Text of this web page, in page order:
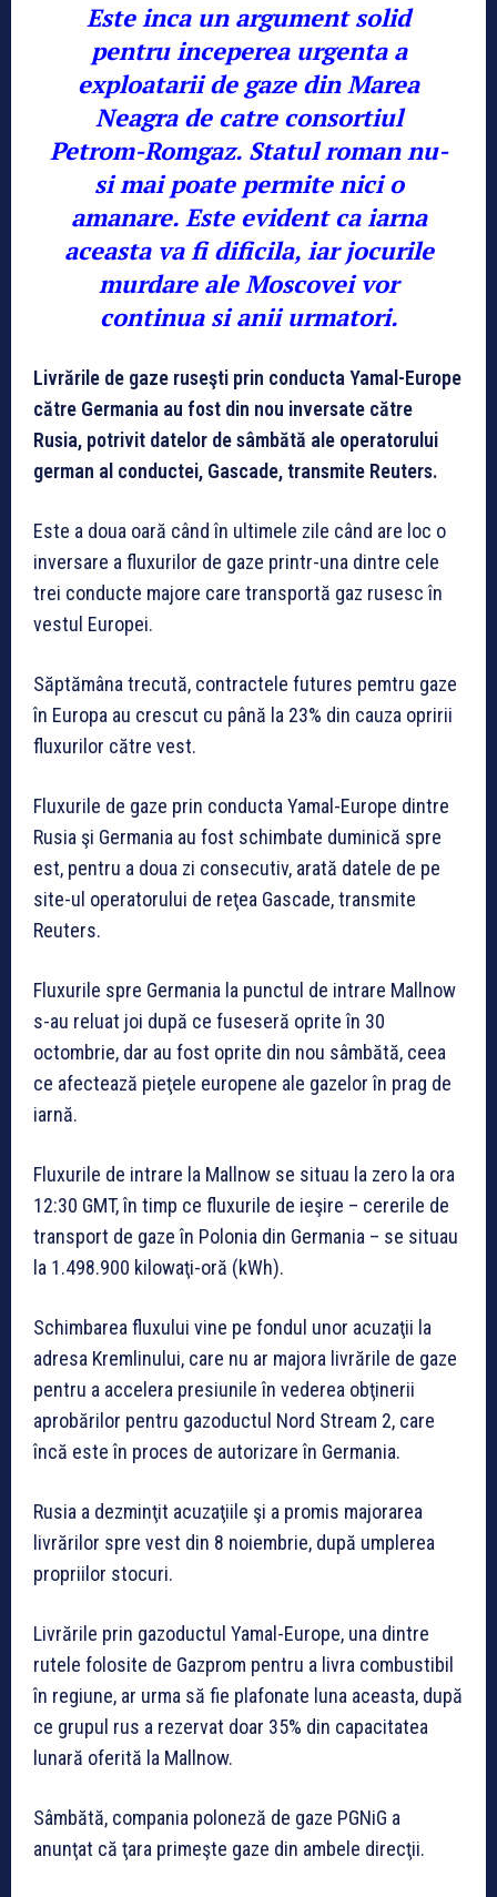
Este inca un argument solid
pentru inceperea urgenta a
exploatarii de gaze din Marea
Neagra de catre consortiul
Petrom-Romgaz. Statul roman nu-
si mai poate permite nici o
amanare. Este evident ca iarna
aceasta va fi dificila, iar jocurile
murdare ale Moscovei vor
continua si anii urmatori.
Livrările de gaze ruseşti prin conducta Yamal-Europe
către Germania au fost din nou inversate către
Rusia, potrivit datelor de sâmbătă ale operatorului
german al conductei, Gascade, transmite Reuters.
Este a doua oară când în ultimele zile când are loc o
inversare a fluxurilor de gaze printr-una dintre cele
trei conducte majore care transportă gaz rusesc în
vestul Europei.
Săptămâna trecută, contractele futures pemtru gaze
în Europa au crescut cu până la 23% din cauza opririi
fluxurilor către vest.
Fluxurile de gaze prin conducta Yamal-Europe dintre
Rusia şi Germania au fost schimbate duminică spre
est, pentru a doua zi consecutiv, arată datele de pe
site-ul operatorului de reţea Gascade, transmite
Reuters.
Fluxurile spre Germania la punctul de intrare Mallnow
s-au reluat joi după ce fuseseră oprite în 30
octombrie, dar au fost oprite din nou sâmbătă, ceea
ce afectează pieţele europene ale gazelor în prag de
iarnă.
Fluxurile de intrare la Mallnow se situau la zero la ora
12:30 GMT, în timp ce fluxurile de ieşire – cererile de
transport de gaze în Polonia din Germania – se situau
la 1.498.900 kilowaţi-oră (kWh).
Schimbarea fluxului vine pe fondul unor acuzaţii la
adresa Kremlinului, care nu ar majora livrările de gaze
pentru a accelera presiunile în vederea obţinerii
aprobărilor pentru gazoductul Nord Stream 2, care
încă este în proces de autorizare în Germania.
Rusia a dezminţit acuzaţiile şi a promis majorarea
livrărilor spre vest din 8 noiembrie, după umplerea
propriilor stocuri.
Livrările prin gazoductul Yamal-Europe, una dintre
rutele folosite de Gazprom pentru a livra combustibil
în regiune, ar urma să fie plafonate luna aceasta, după
ce grupul rus a rezervat doar 35% din capacitatea
lunară oferită la Mallnow.
Sâmbătă, compania poloneză de gaze PGNiG a
anunţat că ţara primeşte gaze din ambele direcţii.